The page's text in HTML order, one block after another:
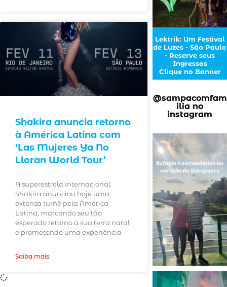
Shakira anuncia retorno
à América Latina com
‘Las Mujeres Ya No
Lloran World Tour’
A superestrela internacional
Shakira anunciou hoje uma
extensa turnê pela América
Latina, marcando seu tão
esperado retorno à sua terra natal
e prometendo uma experiência
Saiba mais
Lektrik: Um Festival
de Luzes - São Paulo
- Reserve seus
Ingressos
Clique no Banner
@sampacomfam
ilia no
instagram